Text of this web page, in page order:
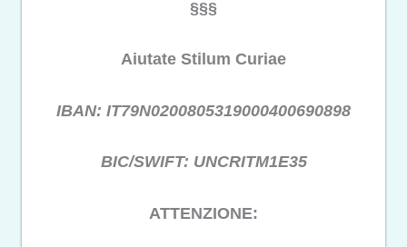
§§§
Aiutate Stilum Curiae
IBAN: IT79N0200805319000400690898
BIC/SWIFT: UNCRITM1E35
ATTENZIONE: